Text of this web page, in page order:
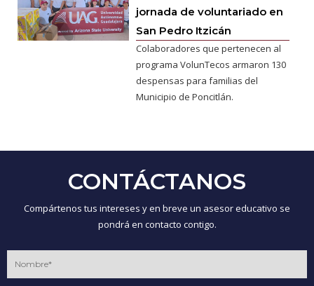
jornada de voluntariado en
San Pedro Itzicán
Colaboradores que pertenecen al
programa VolunTecos armaron 130
despensas para familias del
Municipio de Poncitlán.
CONTÁCTANOS
Compártenos tus intereses y en breve un asesor educativo se
pondrá en contacto contigo.